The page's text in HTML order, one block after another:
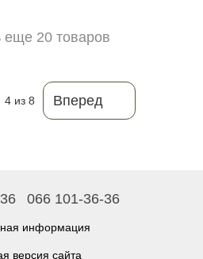
еще 20 товаров
4из 8 Вперед
066 101-36-36
информация
версия сайта